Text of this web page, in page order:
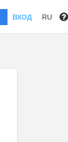
ВХОД RU